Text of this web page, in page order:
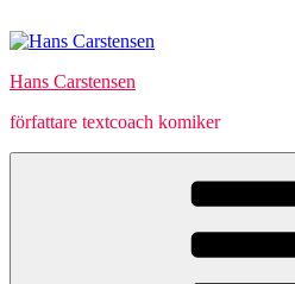
till
Hans Carstensen
författare textcoach komiker